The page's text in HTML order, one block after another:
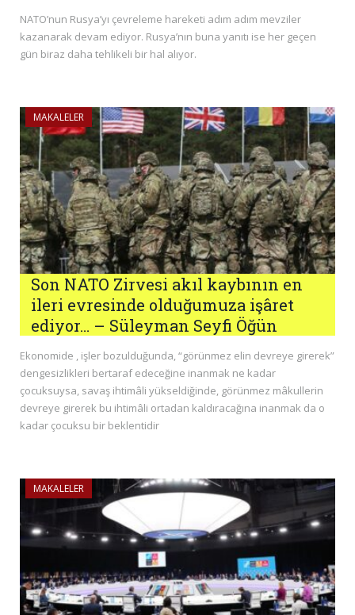
NATO’nun Rusya’yı çevreleme hareketi adım adım mevziler
kazanarak devam ediyor. Rusya’nın buna yanıtı ise her geçen
gün biraz daha tehlikeli bir hal alıyor.
MAKALELER
Son NATO Zirvesi akıl kaybının en
ileri evresinde olduğumuza işâret
ediyor… – Süleyman Seyfi Öğün
Ekonomide , işler bozulduğunda, “görünmez elin devreye girerek”
dengesizlikleri bertaraf edeceğine inanmak ne kadar
çocuksuysa, savaş ihtimâli yükseldiğinde, görünmez mâkullerin
devreye girerek bu ihtimâli ortadan kaldıracağına inanmak da o
kadar çocuksu bir beklentidir
MAKALELER